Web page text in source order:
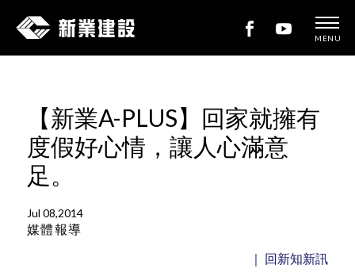
新
設
MENU
【新業A-PLUS】回家就擁有
度假好心情，讓人心滿意
足。
Jul 08,2014
媒體報導
｜ 回新知新訊